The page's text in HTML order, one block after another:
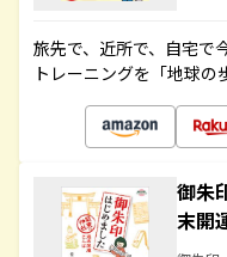
旅先で、近所で、自宅で
トレーニングを「地球
御朱
末開